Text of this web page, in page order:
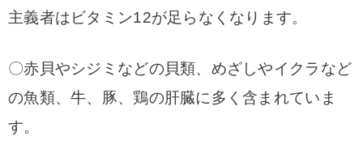
主義者はビタミン12が足らなくなります。
〇赤貝やシジミなどの貝類、めざしやイクラなど
の魚類、牛、豚、鶏の肝臓に多く含まれていま
す。